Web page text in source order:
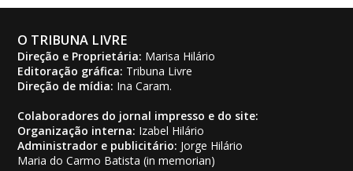
O TRIBUNA LIVRE
Direção e Proprietária: Marisa Hilário
Editoração gráfica: Tribuna Livre
Direção de mídia: Ina Caram.
Colaboradores do jornal impresso e do site:
Organização interna: Izabel Hilário
Administrador e publicitário: Jorge Hilário
Maria do Carmo Batista (in memorian)